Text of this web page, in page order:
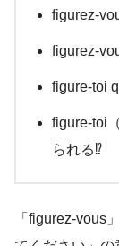
figurez-
figurez-
figure-toi
figure-toi
られる⁉
「figurez-vous